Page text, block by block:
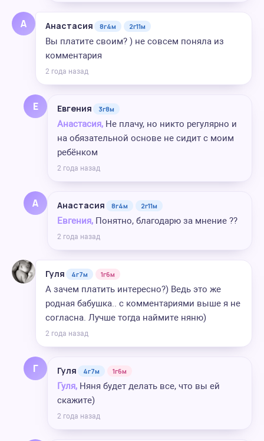
А Анастасия 8г4м 2г11м
Вы платите своим? ) не совсем поняла из
комментария
2 года назад
Е Евгения 3г8м
Анастасия, Не плачу, но никто регулярно и
на обязательной основе не сидит с моим
ребёнком
2 года назад
А Анастасия 8г4м 2г11м
Евгения, Понятно, благодарю за мнение ??
2 года назад
Гуля 4г7м 1г6м
А зачем платить интересно?) Ведь это же
родная бабушка.. с комментариями выше я не
согласна. Лучше тогда наймите няню)
2 года назад
Г Гуля 4г7м 1г6м
Гуля, Няня будет делать все, что вы ей
скажите)
2 года назад